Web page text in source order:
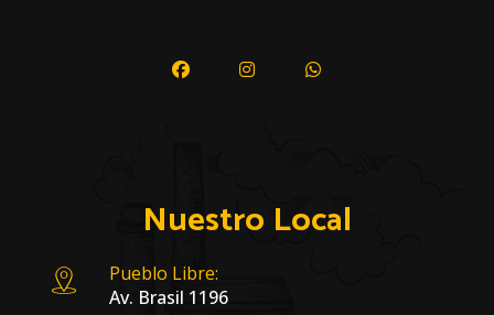
Nuestro Local
Pueblo Libre:
Av. Brasil 1196